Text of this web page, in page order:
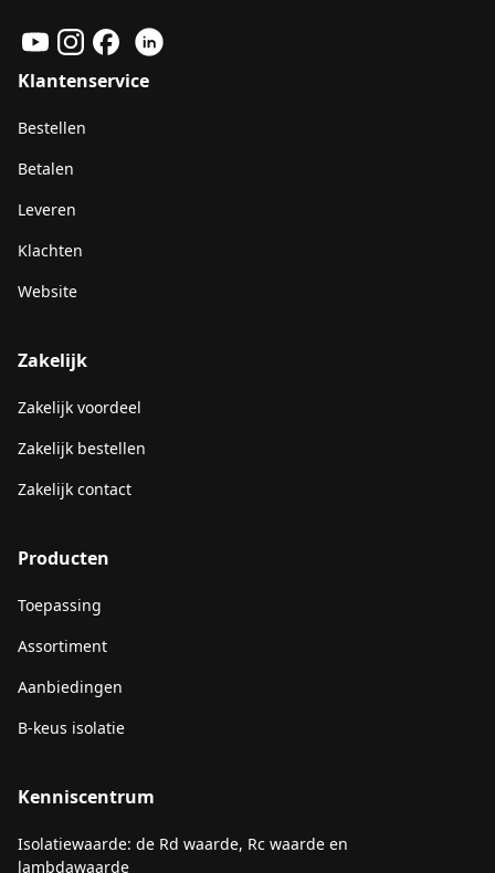
Klantenservice
Bestellen
Betalen
Leveren
Klachten
Website
Zakelijk
Zakelijk voordeel
Zakelijk bestellen
Zakelijk contact
Producten
Toepassing
Assortiment
Aanbiedingen
B-keus isolatie
Kenniscentrum
Isolatiewaarde: de Rd waarde, Rc waarde en
lambdawaarde